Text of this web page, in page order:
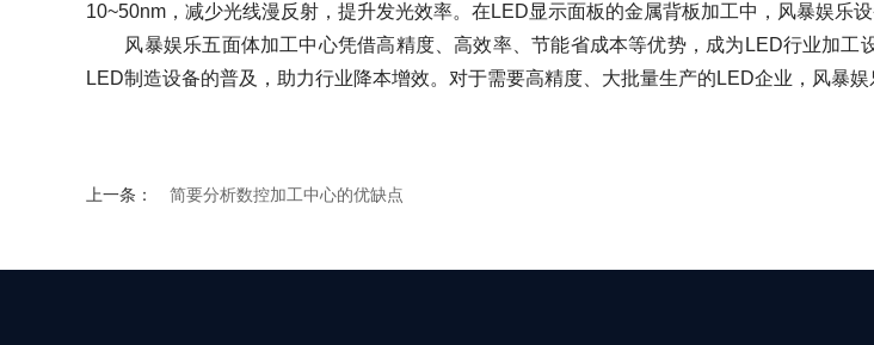
10~50nm，减少光线漫反射，提升发光效率。在LED显示面板的金属背板加工中，风暴娱乐
风暴娱乐五面体加工中心凭借高精度、高效率、节能省成本等优势，成为LED行业加工
LED制造设备的普及，助力行业降本增效。对于需要高精度、大批量生产的LED企业，风暴
上一条： 简要分析数控加工中心的优缺点